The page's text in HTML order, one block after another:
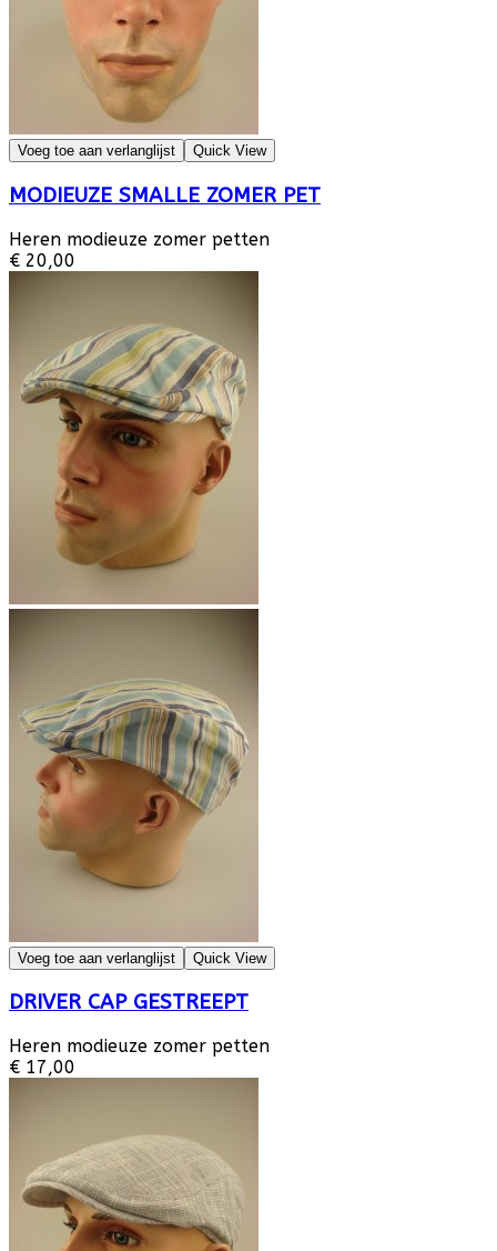
Voeg toe aan verlanglijst Quick View
MODIEUZE SMALLE ZOMER PET
Heren modieuze zomer petten
€ 20,00
Voeg toe aan verlanglijst Quick View
DRIVER CAP GESTREEPT
Heren modieuze zomer petten
€ 17,00